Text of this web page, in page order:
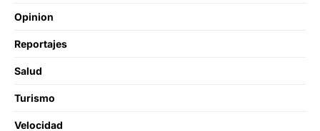
Opinion
Reportajes
Salud
Turismo
Velocidad